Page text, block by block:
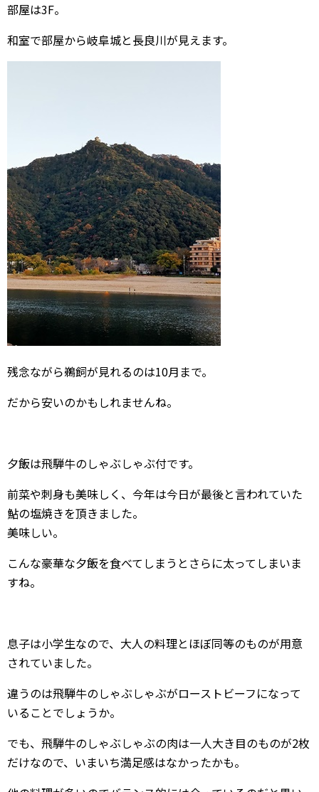
部屋は3F。
和室で部屋から岐阜城と長良川が見えます。
残念ながら鵜飼が見れるのは10月まで。
だから安いのかもしれませんね。
夕飯は飛騨牛のしゃぶしゃぶ付です。
前菜や刺身も美味しく、今年は今日が最後と言われていた
鮎の塩焼きを頂きました。
美味しい。
こんな豪華な夕飯を食べてしまうとさらに太ってしまいま
すね。
息子は小学生なので、大人の料理とほぼ同等のものが用意
されていました。
違うのは飛騨牛のしゃぶしゃぶがローストビーフになって
いることでしょうか。
でも、飛騨牛のしゃぶしゃぶの肉は一人大き目のものが2枚
だけなので、いまいち満足感はなかったかも。